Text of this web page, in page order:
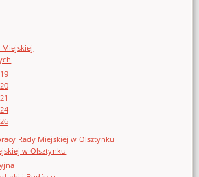
Miejskiej
Rady Miejskiej w Olsztynku
w Olsztynku